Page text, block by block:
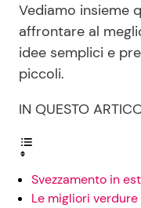
Vediamo insieme
affrontare al
idee semplici e
piccoli.
IN QUESTO
Svezzamento in
Le migliori